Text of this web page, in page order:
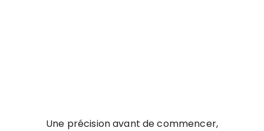
Une précision avant de commencer,